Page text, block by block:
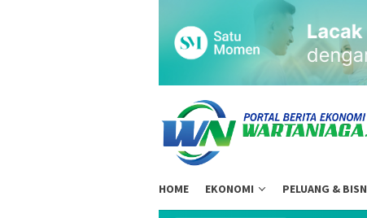
HOME EKONOMI PELUANG &